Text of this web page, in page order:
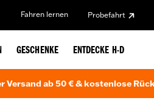
Fahren lernen Probefahrt
GESCHENKE ENTDECKE H-D
Versand ab 50 € & kostenlose